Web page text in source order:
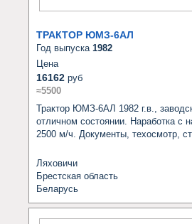
ТРАКТОР ЮМЗ-6АЛ
Год выпуска 1982
Цена
16162 руб
≈5500
Трактор ЮМЗ-6АЛ 1982 г.в.,
отличном состоянии. Наработка с
2500 м/ч. Документы, техосмотр,
Ляховичи
Брестская область
Беларусь